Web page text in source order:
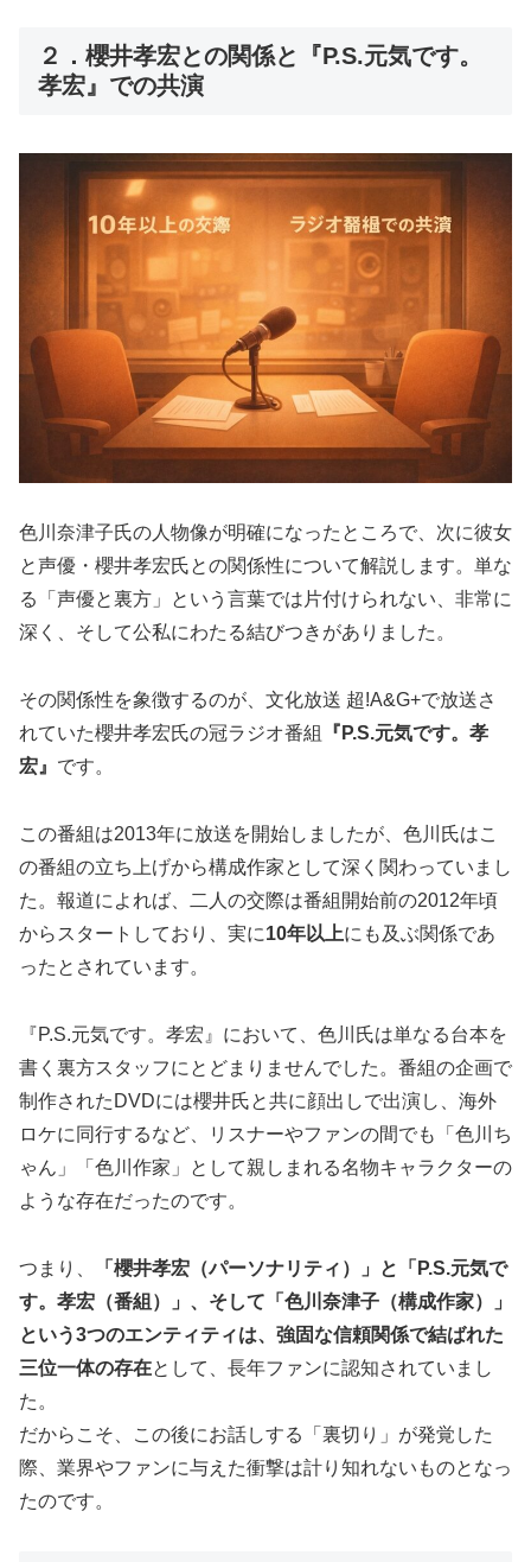
２．櫻井孝宏との関係と『P.S.元気です。
孝宏』での共演
色川奈津子氏の人物像が明確になったところで、次に彼女
と声優・櫻井孝宏氏との関係性について解説します。単な
る「声優と裏方」という言葉では片付けられない、非常に
深く、そして公私にわたる結びつきがありました。
その関係性を象徴するのが、文化放送 超!A&G+で放送さ
れていた櫻井孝宏氏の冠ラジオ番組
『P.S.元気です。孝
宏』 です。
この番組は2013年に放送を開始しましたが、色川氏はこ
の番組の立ち上げから構成作家として深く関わっていまし
た。報道によれば、二人の交際は番組開始前の2012年頃
からスタートしており、実に10年以上にも及ぶ関係であ
ったとされています。
『P.S.元気です。孝宏』において、色川氏は単なる台本を
書く裏方スタッフにとどまりませんでした。番組の企画で
制作されたDVDには櫻井氏と共に顔出しで出演し、海外
ロケに同行するなど、リスナーやファンの間でも「色川ち
ゃん」「色川作家」として親しまれる名物キャラクターの
ような存在だったのです。
つまり、
「櫻井孝宏（パーソナリティ）」と「P.S.元気で
す。孝宏（番組）」、そして「色川奈津子（構成作家）」
という3つのエンティティは、強固な信頼関係で結ばれた
三位一体の存在として、長年ファンに認知されていまし
た。
だからこそ、この後にお話しする「裏切り」が発覚した
際、業界やファンに与えた衝撃は計り知れないものとなっ
たのです。